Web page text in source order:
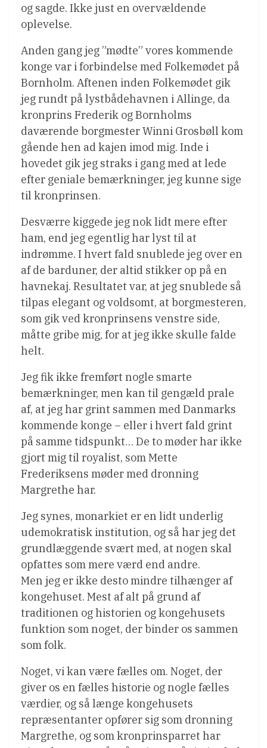
og sagde. Ikke just en overvældende
oplevelse.
Anden gang jeg ”mødte” vores kommende
konge var i forbindelse med Folkemødet på
Bornholm. Aftenen inden Folkemødet gik
jeg rundt på lystbådehavnen i Allinge, da
kronprins Frederik og Bornholms
daværende borgmester Winni Grosbøll kom
gående hen ad kajen imod mig. Inde i
hovedet gik jeg straks i gang med at lede
efter geniale bemærkninger, jeg kunne sige
til kronprinsen.
Desværre kiggede jeg nok lidt mere efter
ham, end jeg egentlig har lyst til at
indrømme. I hvert fald snublede jeg over en
af de barduner, der altid stikker op på en
havnekaj. Resultatet var, at jeg snublede så
tilpas elegant og voldsomt, at borgmesteren,
som gik ved kronprinsens venstre side,
måtte gribe mig, for at jeg ikke skulle falde
helt.
Jeg fik ikke fremført nogle smarte
bemærkninger, men kan til gengæld prale
af, at jeg har grint sammen med Danmarks
kommende konge – eller i hvert fald grint
på samme tidspunkt… De to møder har ikke
gjort mig til royalist, som Mette
Frederiksens møder med dronning
Margrethe har.
Jeg synes, monarkiet er en lidt underlig
udemokratisk institution, og så har jeg det
grundlæggende svært med, at nogen skal
opfattes som mere værd end andre.
Men jeg er ikke desto mindre tilhænger af
kongehuset. Mest af alt på grund af
traditionen og historien og kongehusets
funktion som noget, der binder os sammen
som folk.
Noget, vi kan være fælles om. Noget, der
giver os en fælles historie og nogle fælles
værdier, og så længe kongehusets
repræsentanter opfører sig som dronning
Margrethe, og som kronprinsparret har